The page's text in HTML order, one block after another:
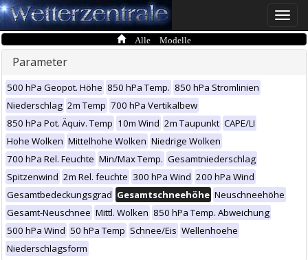
Toggle
Alle Modelle
Parameter
500 hPa Geopot. Höhe 850 hPa Temp. 850 hPa Stromlinien
Niederschlag 2m Temp 700 hPa Vertikalbew
850 hPa Pot. Äquiv. Temp 10m Wind 2m Taupunkt CAPE/LI
Hohe Wolken Mittelhohe Wolken Niedrige Wolken
700 hPa Rel. Feuchte Min/Max Temp. Gesamtniederschlag
Spitzenwind 2m Rel. feuchte 300 hPa Wind 200 hPa Wind
Gesamtbedeckungsgrad Gesamtschneehöhe Neuschneehöhe
Gesamt-Neuschnee Mittl. Wolken 850 hPa Temp. Abweichung
500 hPa Wind 50 hPa Temp Schnee/Eis Wellenhoehe
Niederschlagsform